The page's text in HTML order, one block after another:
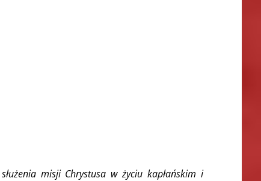
misji Chrystusa w życiu kapłańskim i